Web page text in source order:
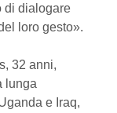
di dialogare
loro gesto».
32 anni,
lunga
e Iraq,